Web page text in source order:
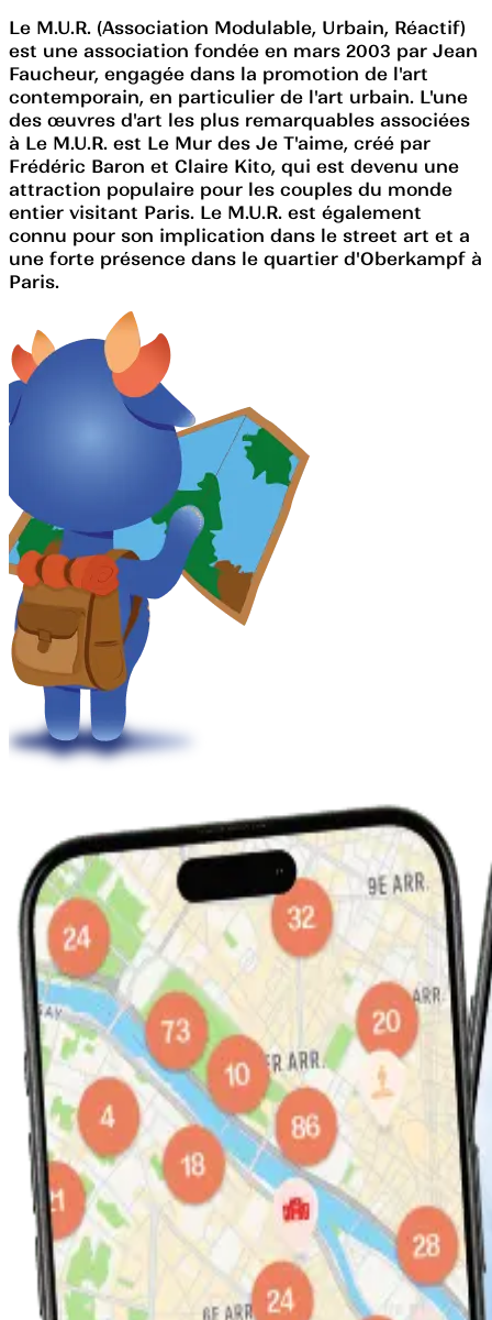
Le M.U.R. (Association Modulable, Urbain, Réactif)
est une association fondée en mars 2003 par Jean
Faucheur, engagée dans la promotion de l'art
contemporain, en particulier de l'art urbain. L'une
des œuvres d'art les plus remarquables associées
à Le M.U.R. est Le Mur des Je T'aime, créé par
Frédéric Baron et Claire Kito, qui est devenu une
attraction populaire pour les couples du monde
entier visitant Paris. Le M.U.R. est également
connu pour son implication dans le street art et a
une forte présence dans le quartier d'Oberkampf à
Paris.